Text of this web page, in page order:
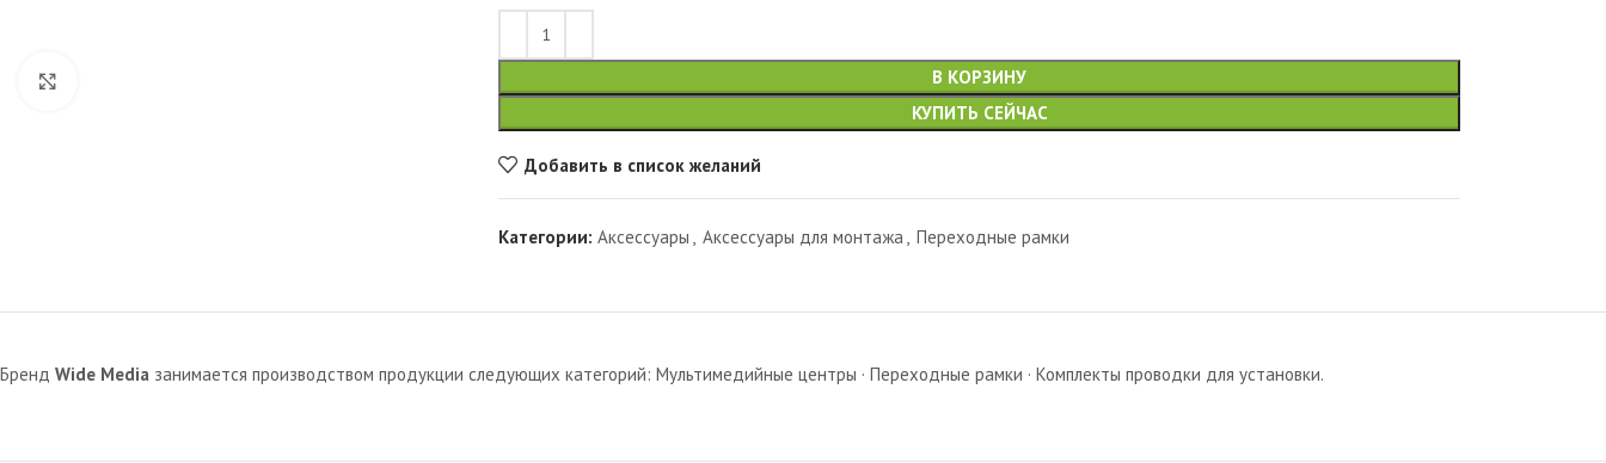
В КОРЗИНУ
КУПИТЬ СЕЙЧАС
Добавить в список желаний
Категории: Аксессуары , Аксессуары для монтажа , Переходные рамки
Бренд Wide Media занимается производством продукции следующих категорий: Мультимедийные центры · Переходные рамки · Комплекты проводки для установки.